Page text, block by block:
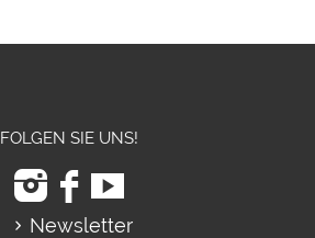
FOLGEN SIE UNS!
Newsletter